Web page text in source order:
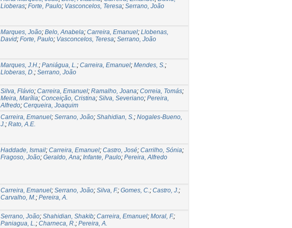
Lioberas; Forte, Paulo; Vasconcelos, Teresa; Serrano, João
Marques, João; Belo, Anabela; Carreira, Emanuel; Llobenas,
David; Forte, Paulo; Vasconcelos, Teresa; Serrano, João
Marques, J.H.; Paniágua, L.; Carreira, Emanuel; Mendes, S.;
Lloberas, D.; Serrano, João
Silva, Flávio; Carreira, Emanuel; Ramalho, Joana; Correia, Tomás;
Meira, Marília; Conceição, Cristina; Silva, Severiano; Pereira,
Alfredo; Cerqueira, Joaquim
Carreira, Emanuel; Serrano, João; Shahidian, S.; Nogales-Bueno,
J.; Rato, A.E.
Haddade, Ismail; Carreira, Emanuel; Castro, José; Carrilho, Sónia;
Fragoso, João; Geraldo, Ana; Infante, Paulo; Pereira, Alfredo
Carreira, Emanuel; Serrano, João; Silva, F.; Gomes, C.; Castro, J.;
Carvalho, M.; Pereira, A.
Serrano, João; Shahidian, Shakib; Carreira, Emanuel; Moral, F.;
Paniagua, L.; Charneca, R.; Pereira, A.